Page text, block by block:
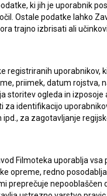
Sprejemamsplošne
ki jih je uporabnik
Ostale podatke lahko
trajno izbrisati ali
registriranih uporabnikov,
priimek, datum rojstva,
ogleda in
identifikacijo
za zagotavljanje
Filmoteka uporablja
opreme, redno
preprečuje nepooblaščen